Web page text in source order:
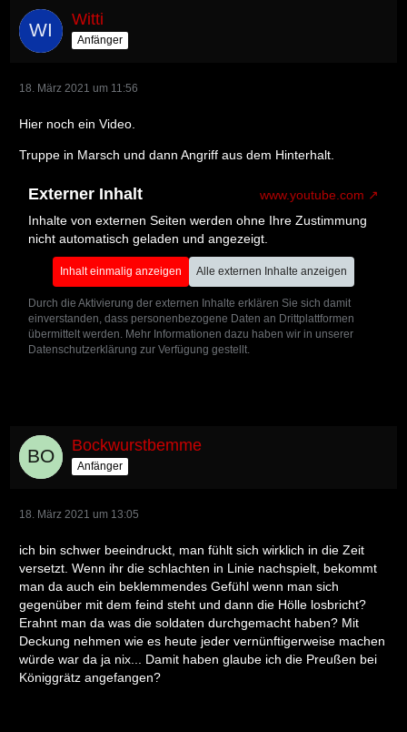
Witti
Anfänger
18. März 2021 um 11:56
Hier noch ein Video.
Truppe in Marsch und dann Angriff aus dem Hinterhalt.
Externer Inhalt
www.youtube.com
Inhalte von externen Seiten werden ohne Ihre Zustimmung
nicht automatisch geladen und angezeigt.
Inhalt einmalig anzeigen Alle externen Inhalte anzeigen
Durch die Aktivierung der externen Inhalte erklären Sie sich damit
einverstanden, dass personenbezogene Daten an Drittplattformen
übermittelt werden. Mehr Informationen dazu haben wir in unserer
Datenschutzerklärung zur Verfügung gestellt.
Bockwurstbemme
Anfänger
18. März 2021 um 13:05
ich bin schwer beeindruckt, man fühlt sich wirklich in die Zeit
versetzt. Wenn ihr die schlachten in Linie nachspielt, bekommt
man da auch ein beklemmendes Gefühl wenn man sich
gegenüber mit dem feind steht und dann die Hölle losbricht?
Erahnt man da was die soldaten durchgemacht haben? Mit
Deckung nehmen wie es heute jeder vernünftigerweise machen
würde war da ja nix... Damit haben glaube ich die Preußen bei
Königgrätz angefangen?